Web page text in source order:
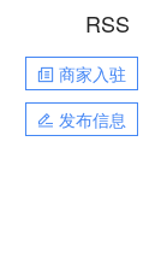
RSS
商家入驻
发布信息